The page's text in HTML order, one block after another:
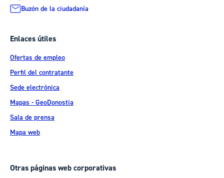
Buzón de la ciudadanía
Enlaces útiles
Ofertas de empleo
Perfil del contratante
Sede electrónica
Mapas - GeoDonostia
Sala de prensa
Mapa web
Otras páginas web corporativas